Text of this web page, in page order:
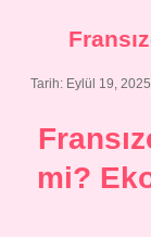
Tarih: Eylül 19, 2025
mi?